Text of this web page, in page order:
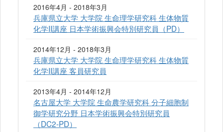
2016年4月 - 2018年3月
兵庫県立大学 大学院 生命理学研究科 生体物質
化学II講座 日本学術振興会特別研究員（PD）
2014年12月 - 2018年3月
兵庫県立大学 大学院 生命理学研究科 生体物質
化学II講座 客員研究員
2013年4月 - 2014年12月
名古屋大学 大学院 生命農学研究科 分子細胞制
御学研究分野 日本学術振興会特別研究員
（DC2-PD）